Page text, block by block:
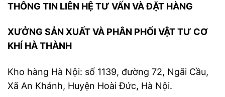
THÔNG TIN LIÊN HỆ TƯ VẤN VÀ ĐẶT HÀNG
XƯỞNG SẢN XUẤT VÀ PHÂN PHỐI VẬT TƯ CƠ
KHÍ HÀ THÀNH
Kho hàng Hà Nội: số 1139, đường 72, Ngãi Cầu,
Xã An Khánh, Huyện Hoài Đức, Hà Nội.